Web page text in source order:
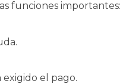
funciones importantes:
exigido el pago.